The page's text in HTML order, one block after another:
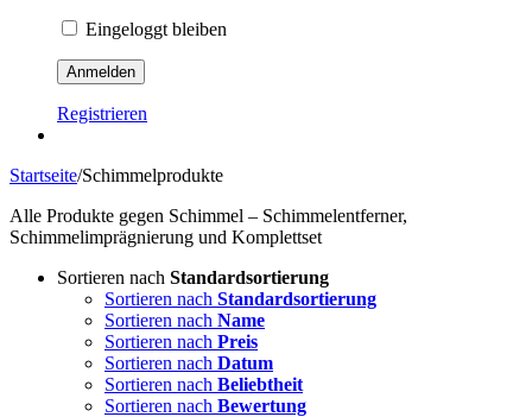
Eingeloggt bleiben
Registrieren
Startseite/Schimmelprodukte
Alle Produkte gegen Schimmel – Schimmelentferner,
Schimmelimprägnierung und Komplettset
Sortieren nach Standardsortierung
Sortieren nach Standardsortierung
Sortieren nach Name
Sortieren nach Preis
Sortieren nach Datum
Sortieren nach Beliebtheit
Sortieren nach Bewertung